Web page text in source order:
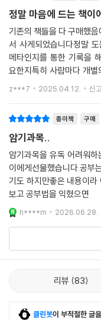
정말 마음에 드는 책이
기존의 책들을 다 구매했
서 사게되었습니다정말
메타인지를 통한 기록을
요한지특히 사람마다 개
이라 저에게 큰 도움이 되었
z***7 2025.04.12. 신고
종이책 구매
암기과목..
암기과목을 유독 어려워
이에게선물했습니다.공
기도 하지만좋은 내용이
보고 공부법을 익혔으면
h****m 2026.06.28.
리뷰 83
클린봇이 부적절한 글